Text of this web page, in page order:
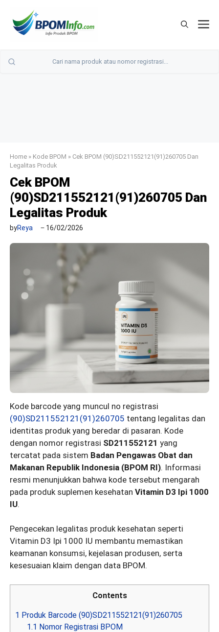
Home » Kode BPOM » Cek BPOM (90)SD211552121(91)260705 Dan
Legalitas Produk
Cek BPOM
(90)SD211552121(91)260705 Dan
Legalitas Produk
byReya 16/02/2026
Kode barcode yang muncul no registrasi
(90)SD211552121(91)260705 tentang legalitas dan
identitas produk yang beredar di pasaran. Kode
dengan nomor registrasi SD211552121 yang
tercatat pada sistem Badan Pengawas Obat dan
Makanan Republik Indonesia (BPOM RI). Informasi
resmi menunjukkan bahwa kode tersebut mengarah
pada produk suplemen kesehatan Vitamin D3 Ipi 1000
IU.
Pengecekan legalitas produk kesehatan seperti
Vitamin D3 Ipi 1000 IU membantu memastikan
keamanan konsumsi, kejelasan produsen, serta
kesesuaian klaim dengan data BPOM.
Contents
1 Produk Barcode (90)SD211552121(91)260705
1.1 Nomor Registrasi BPOM